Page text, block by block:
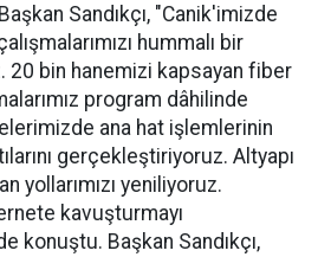
Sandıkçı, "Canik'imizde
hummalı bir
bin hanemizi kapsayan fiber
program dâhilinde
ana hat işlemlerinin
gerçekleştiriyoruz. Altyapı
yollarımızı yeniliyoruz.
kavuşturmayı
konuştu. Başkan Sandıkçı,